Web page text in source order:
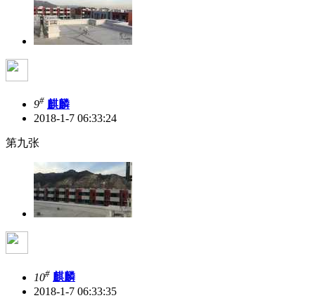
9# 麒麟
2018-1-7 06:33:24
第九张
10# 麒麟
2018-1-7 06:33:35